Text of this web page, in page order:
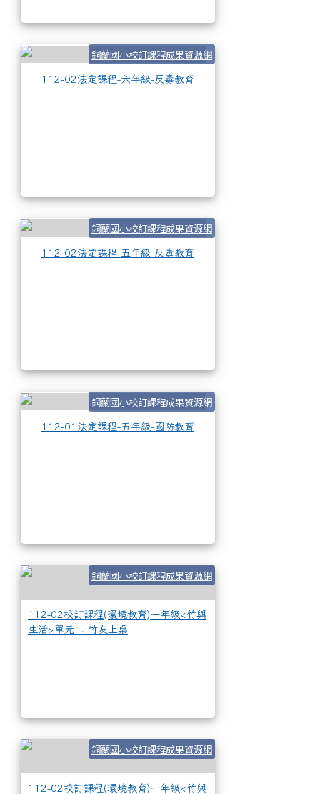
銅蘭國小校訂課程成果資源網112-02法定課程-六
112-02法定課程-六年級-反毒教育
銅蘭國小校訂課程成果資源網112-02法定課程-五
112-02法定課程-五年級-反毒教育
銅蘭國小校訂課程成果資源網112-01法定課程-五
112-01法定課程-五年級-國防教育
銅蘭國小校訂課程成果資源網
112-02校訂課程(環境教育)一年級<竹與
生活>單元二:竹友上桌
銅蘭國小校訂課程成果資源網
112-02校訂課程(環境教育)一年級<竹與